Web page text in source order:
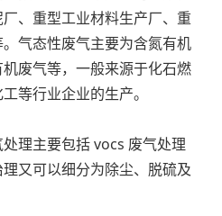
、重型工业材料生产厂、重
气态性废气主要为含氮有机
废气等，一般来源于化石燃
等行业企业的生产。
理主要包括 vocs 废气处理
又可以细分为除尘、脱硫及